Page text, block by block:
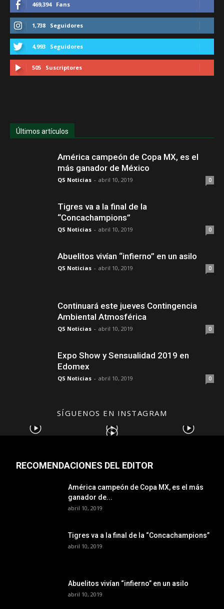
469,394 Fans
1,738 Seguidores
4,993 Seguidores
505 Suscriptores
Últimos artículos
América campeón de Copa MX, es el
más ganador de México
QS Noticias - abril 10, 2019 0
Tigres va a la final de la
“Concachampions”
QS Noticias - abril 10, 2019 0
Abuelitos vivían “infierno” en un asilo
QS Noticias - abril 10, 2019 0
Continuará este jueves Contingencia
Ambiental Atmosférica
QS Noticias - abril 10, 2019 0
Expo Show y Sensualidad 2019 en
Edomex
QS Noticias - abril 10, 2019 0
SÍGUENOS EN INSTAGRAM
RECOMENDACIONES DEL EDITOR
América campeón de Copa MX, es el más
ganador de...
abril 10, 2019
Tigres va a la final de la “Concachampions”
abril 10, 2019
Abuelitos vivían “infierno” en un asilo
abril 10, 2019